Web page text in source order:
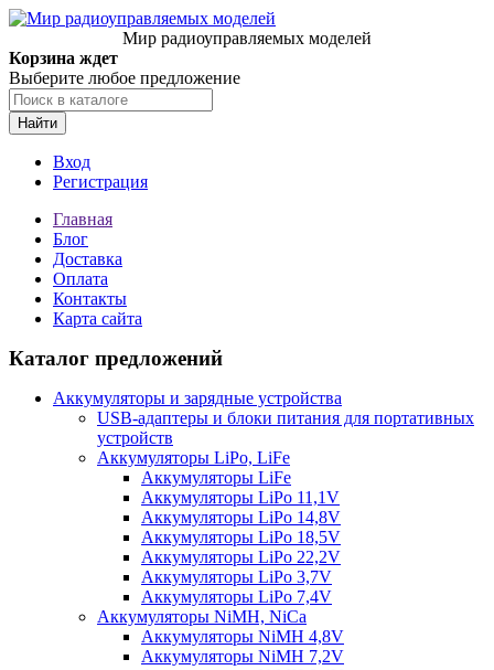
Мир радиоуправляемых моделей
Корзина ждет
Выберите любое предложение
Найти
Вход
Регистрация
Главная
Блог
Доставка
Оплата
Контакты
Карта сайта
Каталог предложений
Аккумуляторы и зарядные устройства
USB-адаптеры и блоки питания для портативных
устройств
Аккумуляторы LiPo, LiFe
Аккумуляторы LiFe
Аккумуляторы LiPo 11,1V
Аккумуляторы LiPo 14,8V
Аккумуляторы LiPo 18,5V
Аккумуляторы LiPo 22,2V
Аккумуляторы LiPo 3,7V
Аккумуляторы LiPo 7,4V
Аккумуляторы NiMH, NiCa
Аккумуляторы NiMH 4,8V
Аккумуляторы NiMH 7,2V